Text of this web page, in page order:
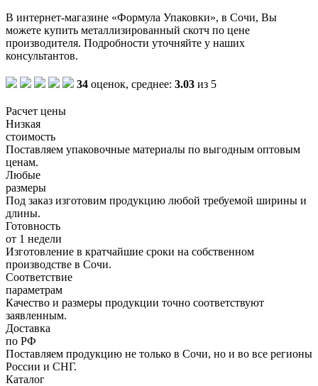
В интернет-магазине «Формула Упаковки», в Сочи, Вы
можете купить металлизированный скотч по цене
производителя. Подробности уточняйте у наших
консультантов.
34 оценок, среднее: 3.03 из 5
Расчет цены
Низкая
стоимость
Поставляем упаковочные материалы по выгодным оптовым
ценам.
Любые
размеры
Под заказ изготовим продукцию любой требуемой ширины и
длины.
Готовность
от 1 недели
Изготовление в кратчайшие сроки на собственном
производстве в Сочи.
Соответствие
параметрам
Качество и размеры продукции точно соответствуют
заявленным.
Доставка
по РФ
Поставляем продукцию не только в Сочи, но и во все регионы
России и СНГ.
Каталог